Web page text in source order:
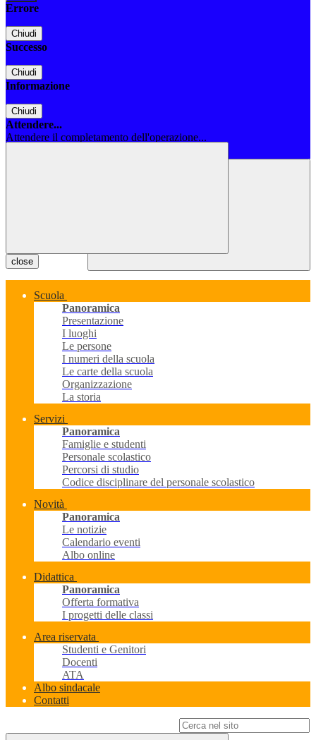
Errore
Chiudi
Successo
Chiudi
Informazione
Chiudi
Attendere...
Attendere il completamento dell'operazione...
close
Scuola
Panoramica
Presentazione
I luoghi
Le persone
I numeri della scuola
Le carte della scuola
Organizzazione
La storia
Servizi
Panoramica
Famiglie e studenti
Personale scolastico
Percorsi di studio
Codice disciplinare del personale scolastico
Novità
Panoramica
Le notizie
Calendario eventi
Albo online
Didattica
Panoramica
Offerta formativa
I progetti delle classi
Area riservata
Studenti e Genitori
Docenti
ATA
Albo sindacale
Contatti